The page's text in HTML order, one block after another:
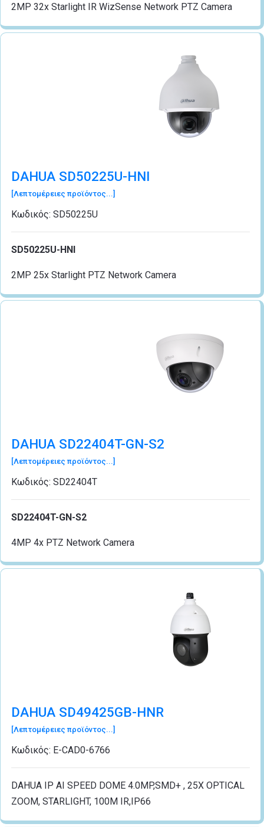
2MP 32x Starlight IR WizSense Network PTZ Camera
DAHUA SD50225U-HNI
[Λεπτομέρειες προϊόντος...]
Κωδικός: SD50225U
SD50225U-HNI
2MP 25x Starlight PTZ Network Camera
DAHUA SD22404T-GN-S2
[Λεπτομέρειες προϊόντος...]
Κωδικός: SD22404T
SD22404T-GN-S2
4MP 4x PTZ Network Camera
DAHUA SD49425GB-HNR
[Λεπτομέρειες προϊόντος...]
Κωδικός: Ε-CΑD0-6766
DAHUA IP AI SPEED DOME 4.0MP,SMD+ , 25X OPTICAL
ZOOM, STARLIGHT, 100M IR,IP66